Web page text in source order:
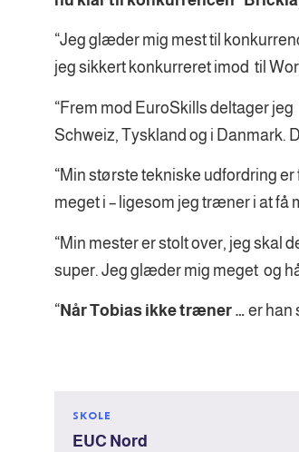
“Jeg glæder mig mest til
jeg sikkert konkurreret imod til
“Frem mod EuroSkills deltager
Schweiz, Tyskland og i Danmark.
“Min største tekniske udfordring
meget i – ligesom jeg træner i at
“Min mester er stolt over, jeg skal
super. Jeg glæder mig meget og
“ Når Tobias ikke træner … er han
SKOLE
EUC Nord